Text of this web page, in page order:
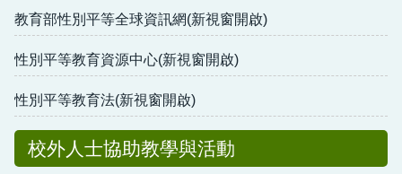
教育部性別平等全球資訊網(新視窗開啟)
性別平等教育資源中心(新視窗開啟)
性別平等教育法(新視窗開啟)
校外人士協助教學與活動